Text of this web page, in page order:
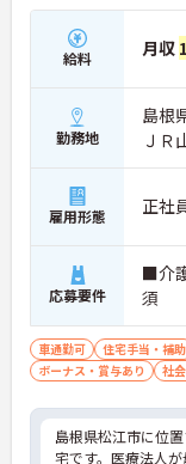
給料 月収
勤務地
島根
ＪＲ
雇用形態 正社
応募要件
■介
須
車通勤可 住宅手当・補助
ボーナス・賞与あり
社
島根県松江市に位
宅です。医療法人